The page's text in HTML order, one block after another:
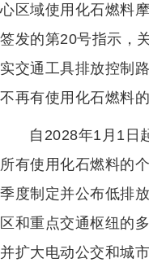
心区域使用化石燃料
签发的第20号指示，
实交通工具排放控制
不再有使用化石燃料
自2028年1月1日
所有使用化石燃料的
季度制定并公布低排
区和重点交通枢纽的
并扩大电动公交和城